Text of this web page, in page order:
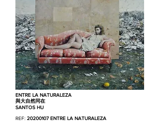
ENTRE LA NATURALEZA
與大自然同在
SANTOS HU
REF: 20200107ENTRE LA NATURALEZA